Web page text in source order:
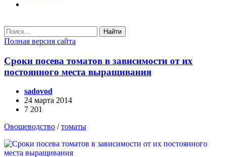
Найти
Полная версия сайта
Сроки посева томатов в зависимости от их
постоянного места выращивания
sadovod
24 марта 2014
7 201
Овощеводство /томаты